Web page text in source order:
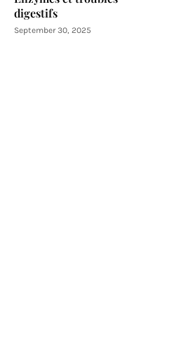
digestifs
September 30, 2025